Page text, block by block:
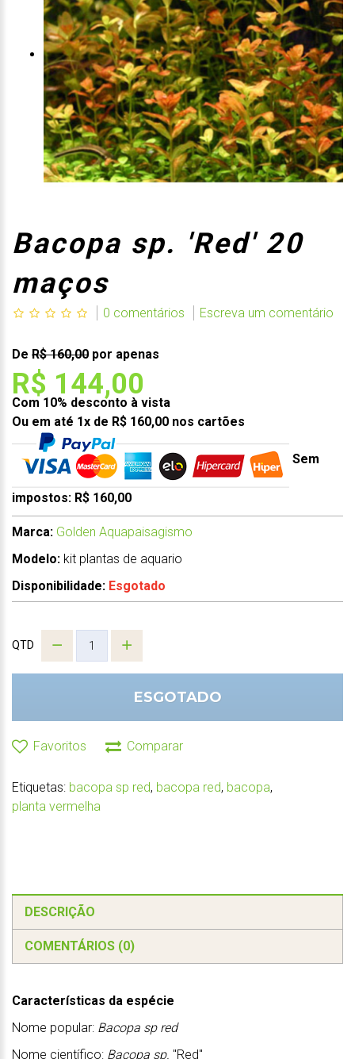
Bacopa sp. 'Red' 20
maços
0 comentários Escreva um comentário
De R$ 160,00 por apenas
R$ 144,00
Com 10% desconto à vista
Ou em até 1x de R$ 160,00 nos cartões
Sem
impostos: R$ 160,00
Marca: Golden Aquapaisagismo
Modelo: kit plantas de aquario
Disponibilidade: Esgotado
QTD
ESGOTADO
Favoritos Comparar
Etiquetas: bacopa sp red, bacopa red, bacopa,
planta vermelha
DESCRIÇÃO
COMENTÁRIOS (0)
Características da espécie
Nome popular: Bacopa sp red
Nome científico: Bacopa sp. "Red"